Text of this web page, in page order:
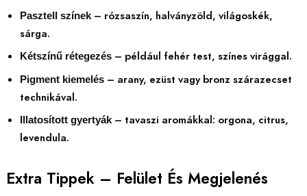
Pasztell színek– rózsaszín, halványzöld, világoskék,
sárga.
Kétszínű rétegezés– például fehér test, színes virággal.
Pigment kiemelés– arany, ezüst vagy bronz szárazecset
technikával.
Illatosított gyertyák– tavaszi aromákkal: orgona, citrus,
levendula.
Extra Tippek – Felület És Megjelenés